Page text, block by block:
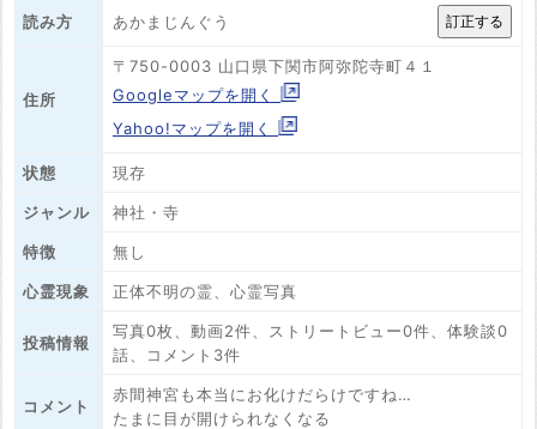
読み方 あかまじんぐう
住所
〒750-0003 山口県下関市阿弥陀寺町４１
Googleマップを開く
Yahoo!マップを開く
状態 現存
ジャンル 神社・寺
特徴 無し
心霊現象 正体不明の霊、心霊写真
投稿情報
写真0枚、動画2件、ストリートビュー0件、体験談0
話、コメント3件
コメント
赤間神宮も本当にお化けだらけですね…
たまに目が開けられなくなる